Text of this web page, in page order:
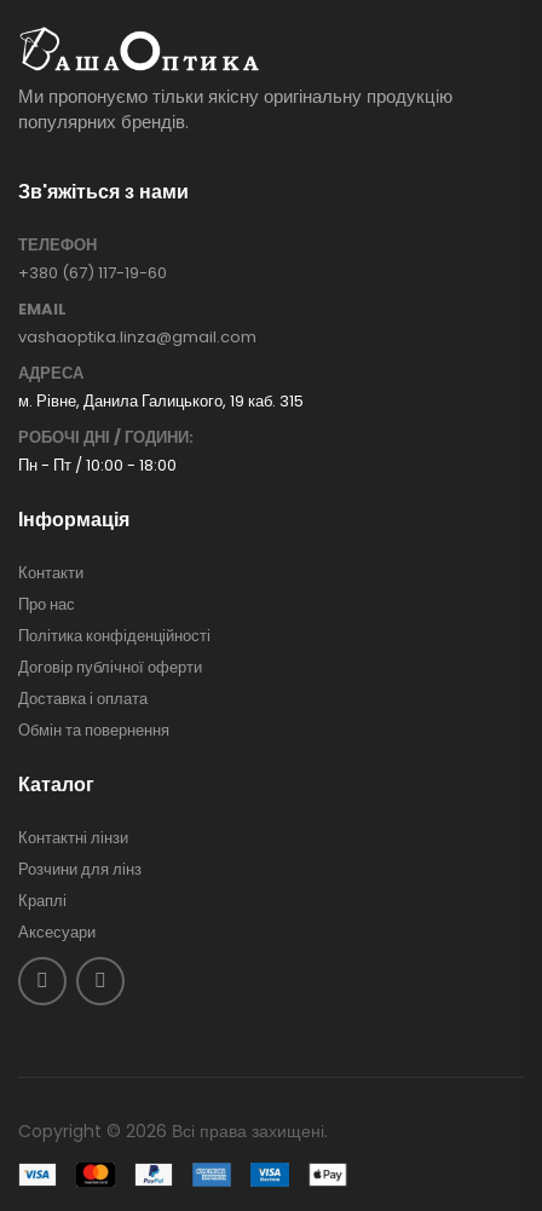
Ми пропонуємо тільки якісну оригінальну продукцію
популярних брендів.
Зв'яжіться з нами
ТЕЛЕФОН
+380 (67) 117-19-60
EMAIL
vashaoptika.linza@gmail.com
АДРЕСА
м. Рівне, Данила Галицького, 19 каб. 315
РОБОЧІ ДНІ / ГОДИНИ:
Пн - Пт / 10:00 - 18:00
Інформація
Контакти
Про нас
Політика конфіденційності
Договір публічної оферти
Доставка і оплата
Обмін та повернення
Каталог
Контактні лінзи
Розчини для лінз
Краплі
Аксесуари
Copyright © 2026 Всі права захищені.